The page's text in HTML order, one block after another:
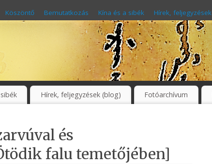
Köszöntő Bemutatkozás Kína és a sibék Hírek,
Hírek, feljegyzések (blog) Fotóarchívum
és
falu temetőjében]